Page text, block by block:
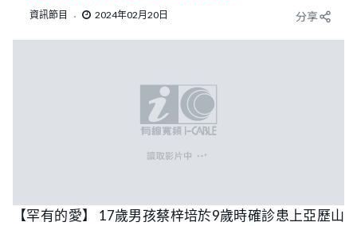
資訊節目 2024年02月20日 分享
【罕有的愛】 17歲男孩蔡梓培於9歲時確診患上亞歷山